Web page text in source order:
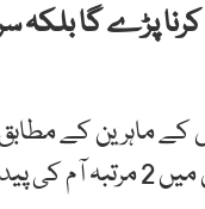
کرنا پڑے گا
کے ماہرین کے
ہے۔